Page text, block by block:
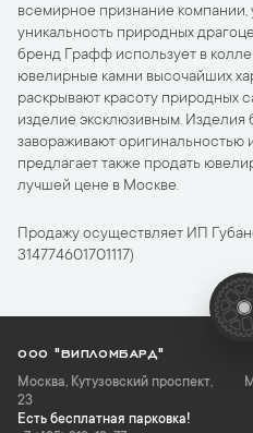
всемирное признание компании,
уникальность природных
бренд Графф использует в
ювелирные камни высочайших
раскрывают красоту природных
изделие эксклюзивным. Изделия
завораживают оригинальностью
предлагает также продать
лучшей цене в Москве.
Продажу осуществляет ИП
314774601701117)
ООО "ВИПЛОМБАРД"
Москва, Кутузовский проспект,
23
Есть бесплатная парковка!